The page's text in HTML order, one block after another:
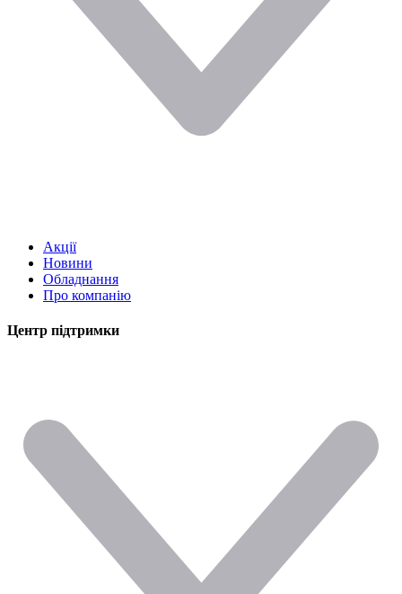
Акції
Новини
Обладнання
Про компанію
Центр підтримки